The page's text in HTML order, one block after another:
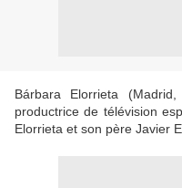
Bárbara Elorrieta
productrice de télévision
Elorrieta et son père Javier